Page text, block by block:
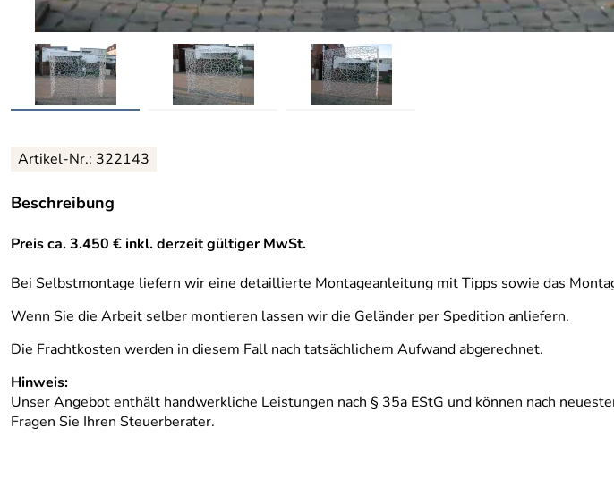
Artikel-Nr.: 322143
Beschreibung
Preis ca. 3.450 € inkl. derzeit gültiger MwSt.
Bei Selbstmontage liefern wir eine detaillierte Montageanleitung mit Tipps sowie das
Wenn Sie die Arbeit selber montieren lassen wir die Geländer per Spedition anliefern.
Die Frachtkosten werden in diesem Fall nach tatsächlichem Aufwand abgerechnet.
Hinweis:
Unser Angebot enthält handwerkliche Leistungen nach § 35a EStG und können nach
Fragen Sie Ihren Steuerberater.